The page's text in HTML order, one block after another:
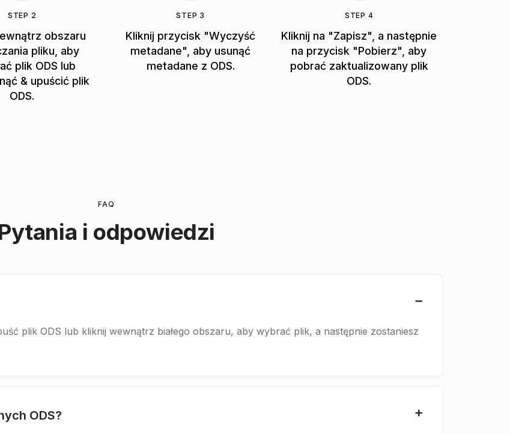
STEP 2
obszaru
pliku, aby
plik ODS lub
& upuścić plik
ODS.
STEP 3
Kliknij przycisk "Wyczyść
metadane", aby usunąć
metadane z ODS.
STEP 4
Kliknij na "Zapisz", a następnie
na przycisk "Pobierz", aby
pobrać zaktualizowany plik
ODS.
FAQ
i odpowiedzi
plik ODS lub kliknij wewnątrz białego obszaru, aby wybrać plik, a następnie zostaniesz
ODS?